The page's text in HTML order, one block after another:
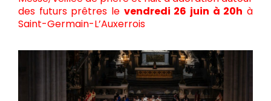
des futurs prêtres le vendredi 26 juin à 20h à
Saint-Germain-L’Auxerrois